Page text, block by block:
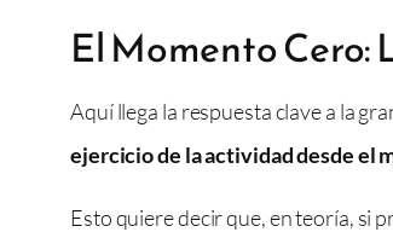
El Momento
Aquí llega la respuesta clave a la
ejercicio de la actividad desde el
Esto quiere decir que, en teoría, si